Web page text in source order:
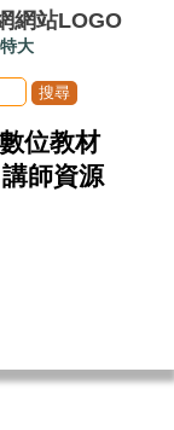
特大
數位教材
講師資源